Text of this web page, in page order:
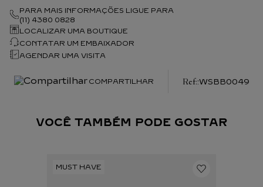
PARA MAIS INFORMAÇÕES LIGUE PARA
(11) 4380 0828
LOCALIZAR UMA BOUTIQUE
CONTATAR UM EMBAIXADOR
AGENDAR UMA VISITA
COMPARTILHAR :WSBB0049
VOCÊ TAMBÉM PODE GOSTAR